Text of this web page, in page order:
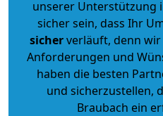
unserer Unterstützung
sicher sein, dass Ihr
sicherverläuft, denn wir
Anforderungen und
haben die besten
und sicherzustellen,
Braubach ein